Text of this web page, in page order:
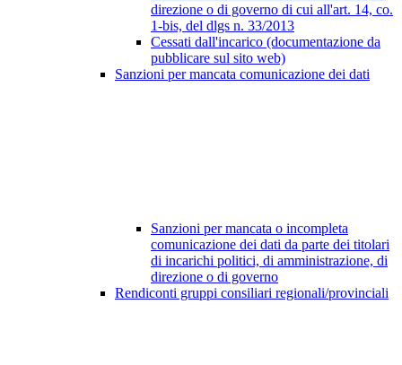
direzione o di governo di cui all'art. 14, co.
1-bis, del dlgs n. 33/2013
Cessati dall'incarico (documentazione da
pubblicare sul sito web)
Sanzioni per mancata comunicazione dei dati
Sanzioni per mancata o incompleta
comunicazione dei dati da parte dei titolari
di incarichi politici, di amministrazione, di
direzione o di governo
Rendiconti gruppi consiliari regionali/provinciali